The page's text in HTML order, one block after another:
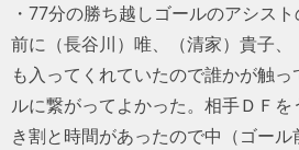
・77分の勝ち越しゴールのアシス
前に（長谷川）唯、（清家）貴子、
も入ってくれていたので誰かが触
ルに繋がってよかった。相手ＤＦ
き割と時間があったので中（ゴー